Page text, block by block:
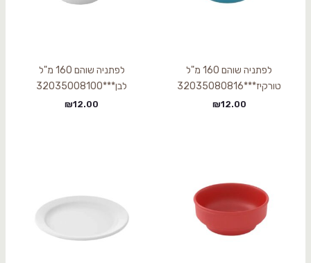
לפתניה שוהם 160 מ"ל
טורקיז***32035080816
₪12.00
לפתניה שוהם 160 מ"ל
לבן***32035008100
₪12.00